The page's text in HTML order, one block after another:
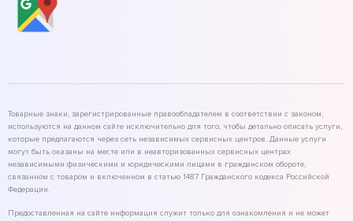
Товарные знаки, зарегистрированные правообладателем в соответствии с законом,
используются на данном сайте исключительно для того, чтобы детально описать услуги,
которые предлагаются через сеть независимых сервисных центров. Данные услуги
могут быть оказаны на месте или в неавторизованных сервисных центрах
независимыми физическими и юридическими лицами в гражданском обороте,
связанном с товаром и включенном в статью 1487 Гражданского кодекса Российской
Федерации.
Предоставленная на сайте информация служит только для ознакомления и не может